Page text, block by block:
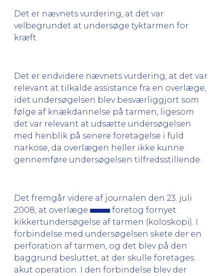
Det er nævnets vurdering, at det var
velbegrundet at undersøge tyktarmen for
kræft.
Det er endvidere nævnets vurdering, at det var
relevant at tilkalde assistance fra en overlæge,
idet undersøgelsen blev besværliggjort som
følge af knækdannelse på tarmen, ligesom
det var relevant at udsætte undersøgelsen
med henblik på senere foretagelse i fuld
narkose, da overlægen heller ikke kunne
gennemføre undersøgelsen tilfredsstillende.
Det fremgår videre af journalen den 23. juli
2008, at overlæge
foretog fornyet
kikkertundersøgelse af tarmen (koloskopi). I
forbindelse med undersøgelsen skete der en
perforation af tarmen, og det blev på den
baggrund besluttet, at der skulle foretages
akut operation. I den forbindelse blev der